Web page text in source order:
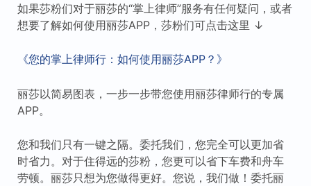
如果莎粉们对于丽莎的“掌上律师”服务有任何疑问，或者
想要了解如何使用丽莎APP，莎粉们可点击这里 ↓
《您的掌上律师行：如何使用丽莎APP？》
丽莎以简易图表，一步一步带您使用丽莎律师行的专属
APP。
您和我们只有一键之隔。委托我们，您完全可以更加省
时省力。对于住得远的莎粉，您更可以省下车费和舟车
劳顿。丽莎只想为您做得更好。您说，我们做！委托丽